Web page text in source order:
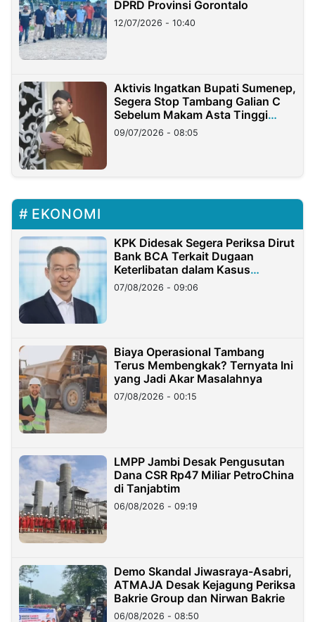
DPRD Provinsi Gorontalo
12/07/2026 - 10:40
Aktivis Ingatkan Bupati Sumenep,
Segera Stop Tambang Galian C
Sebelum Makam Asta Tinggi
Longsor
09/07/2026 - 08:05
EKONOMI
KPK Didesak Segera Periksa Dirut
Bank BCA Terkait Dugaan
Keterlibatan dalam Kasus
Hilangnya Dana Nasabah Rp2,58
Miliar
07/08/2026 - 09:06
Biaya Operasional Tambang
Terus Membengkak? Ternyata Ini
yang Jadi Akar Masalahnya
07/08/2026 - 00:15
LMPP Jambi Desak Pengusutan
Dana CSR Rp47 Miliar PetroChina
di Tanjabtim
06/08/2026 - 09:19
Demo Skandal Jiwasraya-Asabri,
ATMAJA Desak Kejagung Periksa
Bakrie Group dan Nirwan Bakrie
06/08/2026 - 08:50